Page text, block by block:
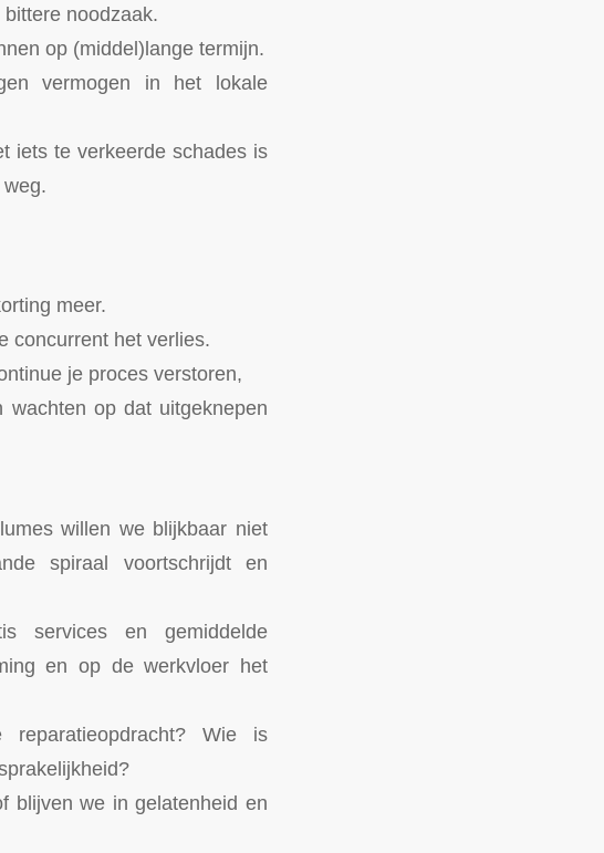
noodzaak.
op (middel)lange termijn.
vermogen in het lokale
iets te verkeerde schades is
meer.
concurrent het verlies.
je proces verstoren,
op dat uitgeknepen
willen we blijkbaar niet
spiraal voortschrijdt en
services en gemiddelde
en op de werkvloer het
Wie is
blijven we in gelatenheid en